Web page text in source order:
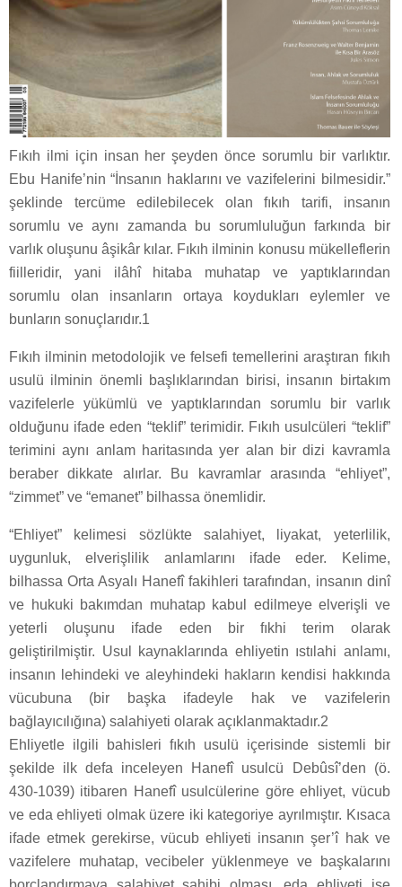
Fıkıh ilmi için insan her şeyden önce sorumlu bir varlıktır.
Ebu Hanife’nin “İnsanın haklarını ve vazifelerini bilmesidir.”
şeklinde tercüme edilebilecek olan fıkıh tarifi, insanın
sorumlu ve aynı zamanda bu sorumluluğun farkında bir
varlık oluşunu âşikâr kılar. Fıkıh ilminin konusu mükelleflerin
fiilleridir, yani ilâhî hitaba muhatap ve yaptıklarından
sorumlu olan insanların ortaya koydukları eylemler ve
bunların sonuçlarıdır.1
Fıkıh ilminin metodolojik ve felsefi temellerini araştıran fıkıh
usulü ilminin önemli başlıklarından birisi, insanın birtakım
vazifelerle yükümlü ve yaptıklarından sorumlu bir varlık
olduğunu ifade eden “teklif” terimidir. Fıkıh usulcüleri “teklif”
terimini aynı anlam haritasında yer alan bir dizi kavramla
beraber dikkate alırlar. Bu kavramlar arasında “ehliyet”,
“zimmet” ve “emanet” bilhassa önemlidir.
“Ehliyet” kelimesi sözlükte salahiyet, liyakat, yeterlilik,
uygunluk, elverişlilik anlamlarını ifade eder. Kelime,
bilhassa Orta Asyalı Hanefî fakihleri tarafından, insanın dinî
ve hukuki bakımdan muhatap kabul edilmeye elverişli ve
yeterli oluşunu ifade eden bir fıkhi terim olarak
geliştirilmiştir. Usul kaynaklarında ehliyetin ıstılahi anlamı,
insanın lehindeki ve aleyhindeki hakların kendisi hakkında
vücubuna (bir başka ifadeyle hak ve vazifelerin
bağlayıcılığına) salahiyeti olarak açıklanmaktadır.2
Ehliyetle ilgili bahisleri fıkıh usulü içerisinde sistemli bir
şekilde ilk defa inceleyen Hanefî usulcü Debûsî’den (ö.
430-1039) itibaren Hanefî usulcülerine göre ehliyet, vücub
ve eda ehliyeti olmak üzere iki kategoriye ayrılmıştır. Kısaca
ifade etmek gerekirse, vücub ehliyeti insanın şer’î hak ve
vazifelere muhatap, vecibeler yüklenmeye ve başkalarını